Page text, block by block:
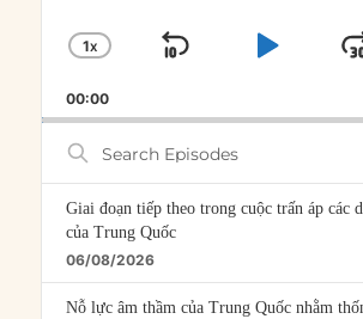
CHANGE
RATE
1X
SKIP
PLAY
00:00
Search
Episodes
Giai đoạn tiếp theo trong cuộc trấn áp các
của Trung Quốc
06/08/2026
Nỗ lực âm thầm của Trung Quốc nhằm